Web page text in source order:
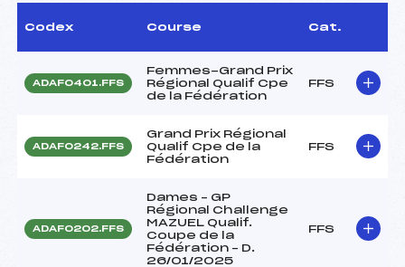
Codex Course Cat.
ADAF0401.FFS
Femmes-Grand Prix
Régional Qualif Cpe
de la Fédération
FFS
ADAF0242.FFS
Grand Prix Régional
Qualif Cpe de la
Fédération
FFS
ADAF0202.FFS
Dames – GP
Régional Challenge
MAZUEL Qualif.
Coupe de la
Fédération – D.
26/01/2025
FFS